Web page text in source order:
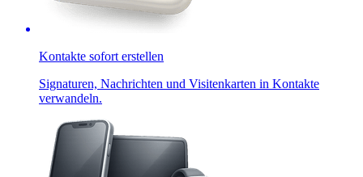
Kontakte sofort erstellen
Signaturen, Nachrichten und Visitenkarten in Kontakte
verwandeln.